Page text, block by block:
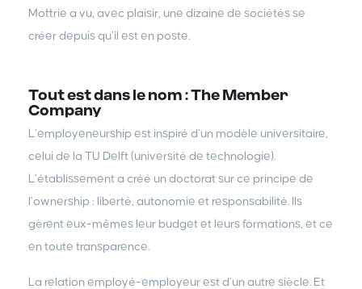
Mottrie a vu, avec plaisir, une dizaine de sociétés se
créer depuis qu’il est en poste.
Tout est dans le nom : The Member
Company
L’employeneurship est inspiré d’un modèle universitaire,
celui de la TU Delft (université de technologie).
L’établissement a créé un doctorat sur ce principe de
l’ownership : liberté, autonomie et responsabilité. Ils
gèrent eux-mêmes leur budget et leurs formations, et ce
en toute transparence.
La relation employé-employeur est d’un autre siècle. Et